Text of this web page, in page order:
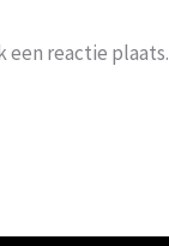
een reactie plaats.